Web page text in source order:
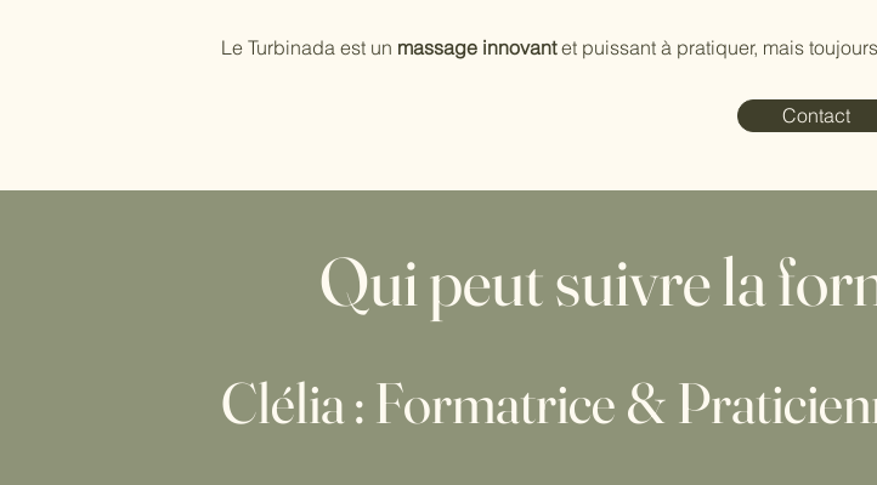
Le Turbinada est un massage innovantet puissant à pratiquer, mais
Contact
Qui peut suivre la
Clélia : Formatrice &